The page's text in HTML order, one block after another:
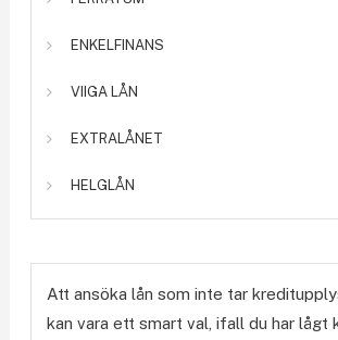
ENKELFINANS
VIIGA LÅN
EXTRALÅNET
HELGLÅN
Att ansöka lån som inte tar
kan vara ett smart val, ifall du har lågt